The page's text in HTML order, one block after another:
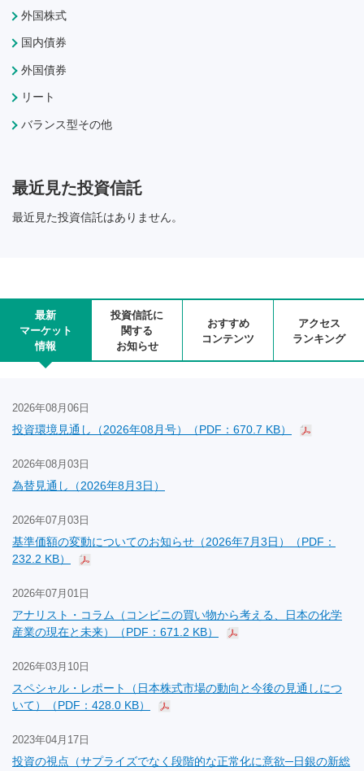
外国株式
国内債券
外国債券
リート
バランス型その他
最近見た投資信託
最近見た投資信託はありません。
最新
マーケット
情報
投資信託に
関する
お知らせ
おすすめ
コンテンツ
アクセス
ランキング
2026年08月06日
投資環境見通し（2026年08月号）（PDF：670.7 KB）
2026年08月03日
為替見通し（2026年8月3日）
2026年07月03日
基準価額の変動についてのお知らせ（2026年7月3日）（PDF：
232.2 KB）
2026年07月01日
アナリスト・コラム（コンビニの買い物から考える、日本の化学
産業の現在と未来）（PDF：671.2 KB）
2026年03月10日
スペシャル・レポート（日本株式市場の動向と今後の見通しにつ
いて）（PDF：428.0 KB）
2023年04月17日
投資の視点（サプライズでなく段階的な正常化に意欲─日銀の新総